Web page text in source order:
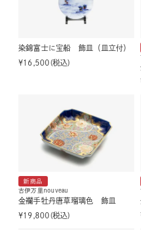
染錦富士に宝船 飾皿（皿立付）
¥16,500 税込
新商品
古伊万里nouveau
金襴手牡丹唐草瑠璃色 飾皿
¥19,800 税込